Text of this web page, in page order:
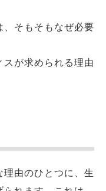
そもそもなぜ必要
が求められる理由
由のひとつに、生